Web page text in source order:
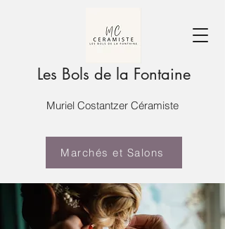
Les Bols de la Fontaine
Muriel Costantzer Céramiste
Marchés et Salons